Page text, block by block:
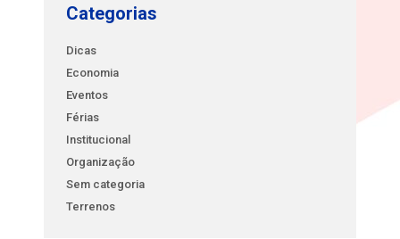
Categorias
Dicas
Economia
Eventos
Férias
Institucional
Organização
Sem categoria
Terrenos